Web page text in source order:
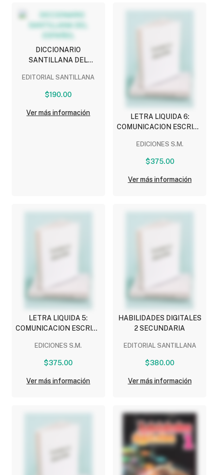
DICCIONARIO
SANTILLANA DEL
EDITORIAL SANTILLANA
$190.00
Ver más información
LETRA LIQUIDA 6:
COMUNICACION ESCRITA
DIGITALES
EDICIONES S.M.
$375.00
Ver más información
LETRA LIQUIDA 5:
COMUNICACION ESCRITA
DIGITALES
EDICIONES S.M.
$375.00
Ver más información
HABILIDADES DIGITALES
2 SECUNDARIA
EDITORIAL SANTILLANA
$380.00
Ver más información